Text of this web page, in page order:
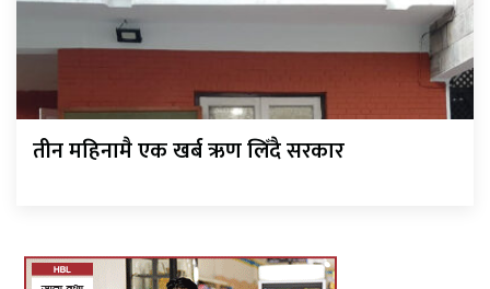
तीन महिनामै एक खर्ब ऋण लिँदै सरकार